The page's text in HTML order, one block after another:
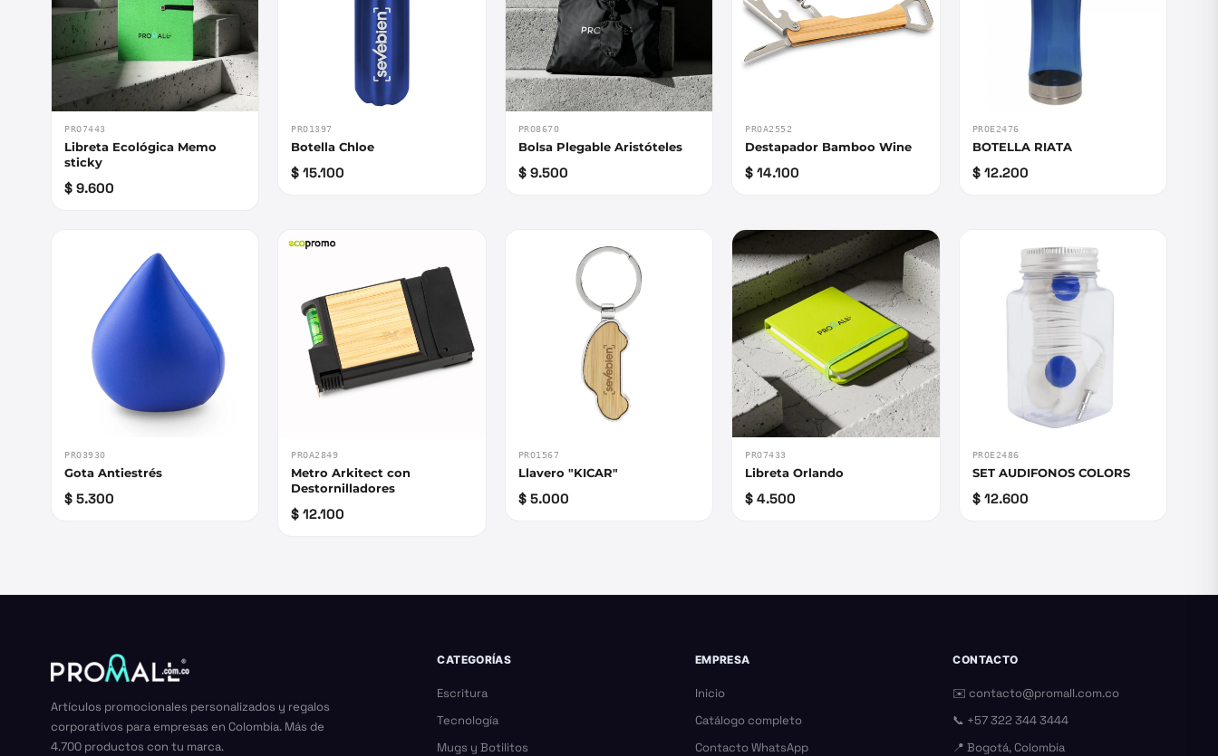
PRO7443
Libreta Ecológica Memo
sticky
$ 9.600
PRO1397
Botella Chloe
$ 15.100
PRO8670
Bolsa Plegable Aristóteles
$ 9.500
PROA2552
Destapador Bamboo Wine
$ 14.100
PROE2476
BOTELLA RIATA
$ 12.200
PRO3930
Gota Antiestrés
$ 5.300
PROA2849
Metro Arkitect con
Destornilladores
$ 12.100
PRO1567
Llavero "KICAR"
$ 5.000
PRO7433
Libreta Orlando
$ 4.500
PROE2486
SET AUDIFONOS COLORS
$ 12.600
Artículos promocionales personalizados y regalos
corporativos para empresas en Colombia. Más de
4.700 productos con tu marca.
CATEGORÍAS
Escritura
Tecnología
Mugs y Botilitos
EMPRESA
Inicio
Catálogo completo
Contacto WhatsApp
CONTACTO
✉️contacto@promall.com.co
📞 +57 322 344 3444
📍 Bogotá, Colombia